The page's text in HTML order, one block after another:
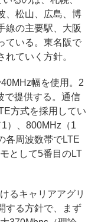
、松山、広島、博
線の主要駅、大阪
ている。東名阪で
ていく方針。
幅を使用。2
で提供する。通信
方式を採用してい
）、800MHz（1
各周波数帯でLTE
として5番目のLT
るキャリアアグリ
する方針で、まず